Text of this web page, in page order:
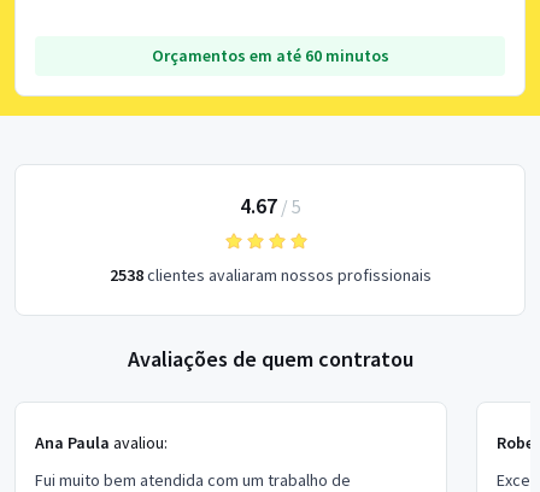
Orçamentos em até 60 minutos
4.67/ 5
2538clientes avaliaram nossos profissionais
Avaliações de quem contratou
Ana Paula avaliou:
Fui muito bem atendida com um trabalho de